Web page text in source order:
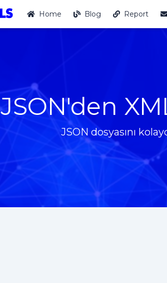
Home Blog Report
JSON'den
JSON dosyasını